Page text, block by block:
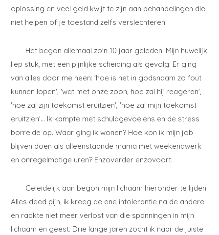
oplossing en veel geld kwijt te zijn aan behandelingen die
niet helpen of je toestand zelfs verslechteren.
Het begon allemaal zo'n 10 jaar geleden. Mijn huwelijk
liep stuk, met een pijnlijke scheiding als gevolg. Er ging
van alles door me heen: 'hoe is het in godsnaam zo fout
kunnen lopen', 'wat met onze zoon, hoe zal hij reageren',
'hoe zal zijn toekomst eruitzien', 'hoe zal mijn toekomst
eruitzien'... Ik kampte met schuldgevoelens en de stress
borrelde op. Waar ging ik wonen? Hoe kon ik mijn job
blijven doen als alleenstaande mama met weekendwerk
en onregelmatige uren? Enzoverder enzovoort.
Geleidelijk aan begon mijn lichaam hieronder te lijden.
Alles deed pijn, ik kreeg de ene intolerantie na de andere
en raakte niet meer verlost van die spanningen in mijn
lichaam en geest. Drie lange jaren zocht ik naar de juiste